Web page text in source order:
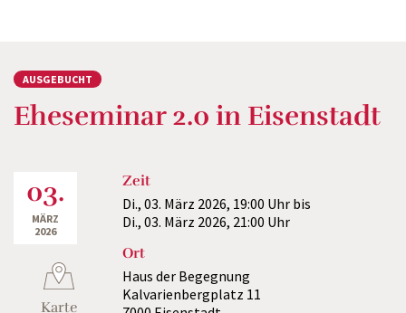
AUSGEBUCHT
Eheseminar 2.0 in Eisenstadt
03.
MÄRZ
2026
Karte
Zeit
Di., 03. März 2026, 19:00 Uhr bis
Di., 03. März 2026, 21:00 Uhr
Ort
Haus der Begegnung
Kalvarienbergplatz 11